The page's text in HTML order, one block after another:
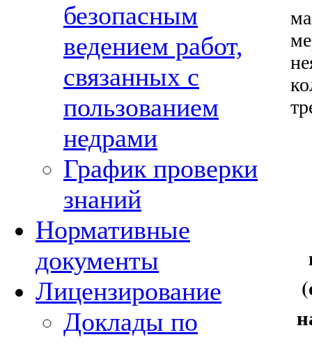
безопасным
ведением работ,
связанных с
пользованием
недрами
График проверки
знаний
Нормативные
документы
Лицензирование
Доклады по